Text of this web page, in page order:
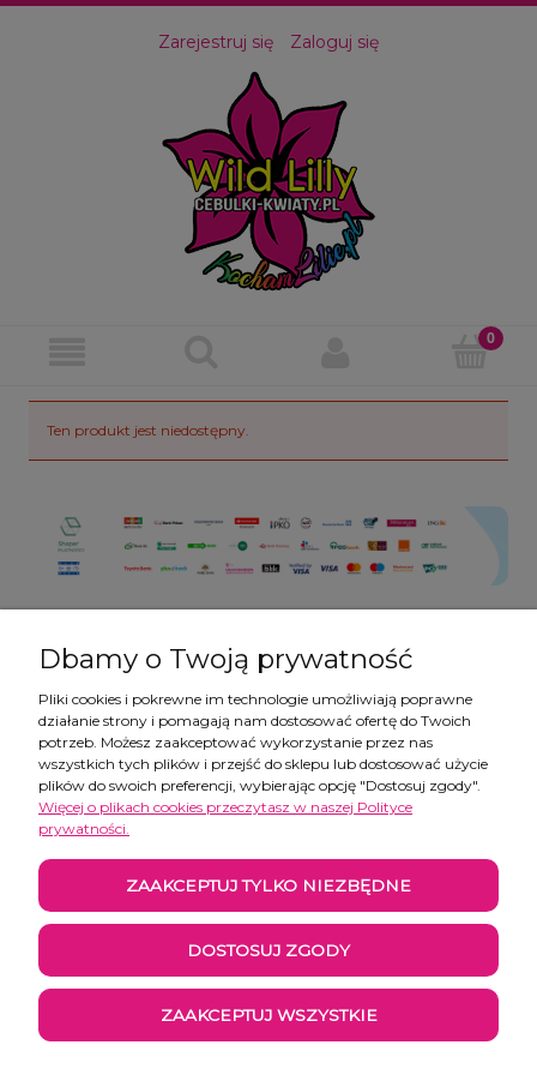
Zarejestruj się Zaloguj się
Ten produkt jest niedostępny.
Pomoc
Moje konto
Płatności i dostawa
Informacje
O nas
Dbamy o Twoją prywatność
Pliki cookies i pokrewne im technologie umożliwiają poprawne
działanie strony i pomagają nam dostosować ofertę do Twoich
potrzeb. Możesz zaakceptować wykorzystanie przez nas
wszystkich tych plików i przejść do sklepu lub dostosować użycie
plików do swoich preferencji, wybierając opcję "Dostosuj zgody".
Więcej o plikach cookies przeczytasz w naszej Polityce
prywatności.
ZAAKCEPTUJ TYLKO NIEZBĘDNE
DOSTOSUJ ZGODY
ZAAKCEPTUJ WSZYSTKIE